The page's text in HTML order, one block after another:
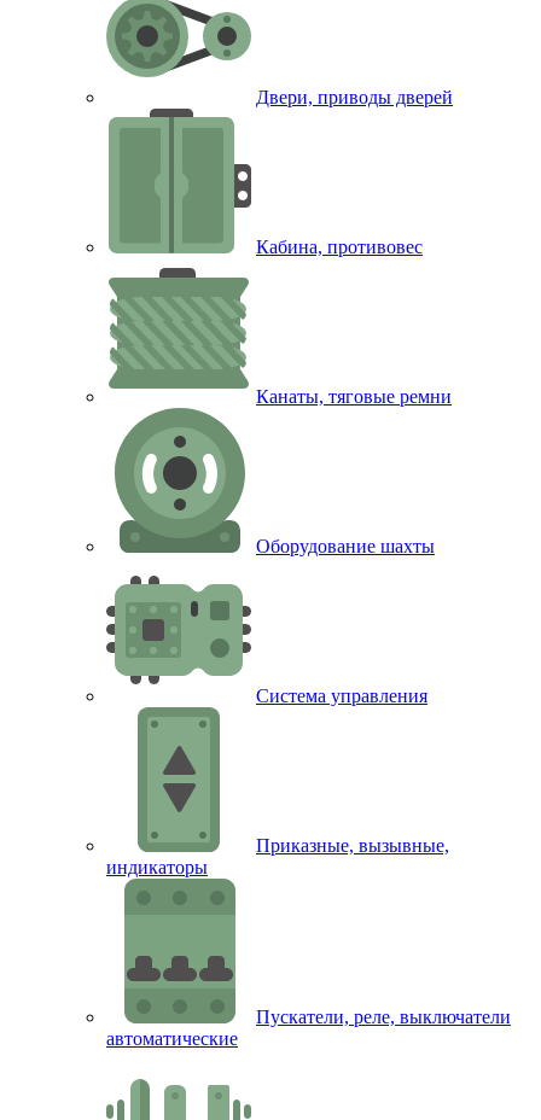
Двери, приводы дверей
Кабина, противовес
Канаты, тяговые ремни
Оборудование шахты
Система управления
Приказные, вызывные,
индикаторы
Пускатели, реле, выключатели
автоматические